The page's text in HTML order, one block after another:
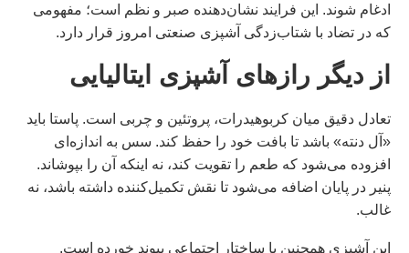
ادغام شوند. این فرایند نشان‌دهنده صبر و نظم است؛ مفهومی
که در تضاد با شتاب‌زدگی آشپزی صنعتی امروز قرار دارد.
از دیگر رازهای آشپزی ایتالیایی
تعادل دقیق میان کربوهیدرات، پروتئین و چربی است. پاستا باید
«آل دنته» باشد تا بافت خود را حفظ کند. سس به اندازه‌ای
افزوده می‌شود که طعم را تقویت کند، نه اینکه آن را بپوشاند.
پنیر در پایان اضافه می‌شود تا نقش تکمیل‌کننده داشته باشد، نه
غالب.
این آشپزی همچنین با ساختار اجتماعی پیوند خورده است.